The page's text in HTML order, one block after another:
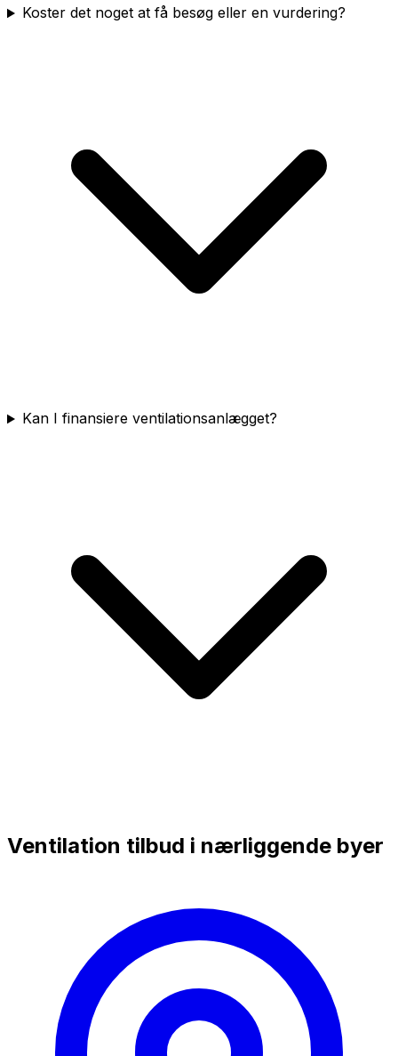
Koster det noget at få besøg eller en vurdering?
Kan I finansiere ventilationsanlægget?
Ventilation tilbud i nærliggende byer